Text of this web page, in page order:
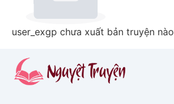
user_exgp chưa xuất bản truyện nào